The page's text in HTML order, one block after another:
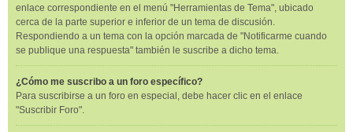
enlace correspondiente en el menú "Herramientas de Tema", ubicado
cerca de la parte superior e inferior de un tema de discusión.
Respondiendo a un tema con la opción marcada de "Notificarme cuando
se publique una respuesta" también le suscribe a dicho tema.
¿Cómo me suscribo a un foro específico?
Para suscribirse a un foro en especial, debe hacer clic en el enlace
"Suscribir Foro".